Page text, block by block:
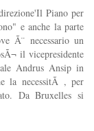
Piano per
e anche la parte
Ã¨ necessario un
il vicepresidente
Andrus Ansip in
la necessitÃ , per
Da Bruxelles si